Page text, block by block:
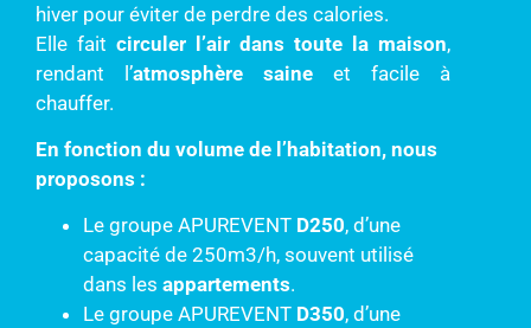
hiver pour éviter de perdre des calories.
Elle fait circuler l’air dans toute la maison,
rendant l’atmosphère saine et facile à
chauffer.
En fonction du volume de l’habitation, nous
proposons :
Le groupe APUREVENT D250, d’une
capacité de 250m3/h, souvent utilisé
dans les appartements.
Le groupe APUREVENT D350, d’une